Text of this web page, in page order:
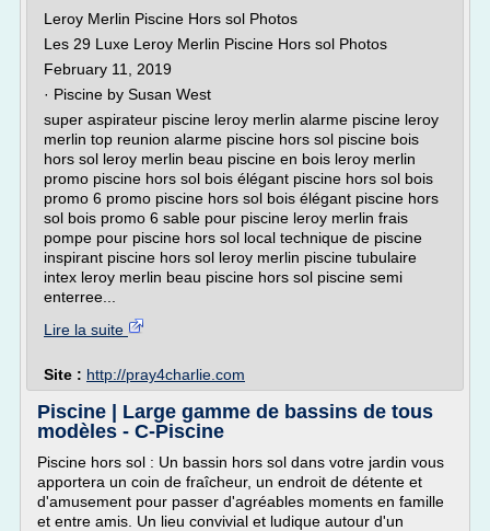
Leroy Merlin Piscine Hors sol Photos
Les 29 Luxe Leroy Merlin Piscine Hors sol Photos
February 11, 2019
· Piscine by Susan West
super aspirateur piscine leroy merlin alarme piscine leroy
merlin top reunion alarme piscine hors sol piscine bois
hors sol leroy merlin beau piscine en bois leroy merlin
promo piscine hors sol bois élégant piscine hors sol bois
promo 6 promo piscine hors sol bois élégant piscine hors
sol bois promo 6 sable pour piscine leroy merlin frais
pompe pour piscine hors sol local technique de piscine
inspirant piscine hors sol leroy merlin piscine tubulaire
intex leroy merlin beau piscine hors sol piscine semi
enterree...
Lire la suite
Site : http://pray4charlie.com
Piscine | Large gamme de bassins de tous
modèles - C-Piscine
Piscine hors sol : Un bassin hors sol dans votre jardin vous
apportera un coin de fraîcheur, un endroit de détente et
d'amusement pour passer d'agréables moments en famille
et entre amis. Un lieu convivial et ludique autour d'un